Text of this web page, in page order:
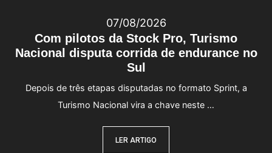
Com pilotos da Stock Pro, Turismo
Nacional disputa corrida de endurance no
Sul
07/08/2026
Depois de três etapas disputadas no formato Sprint, a
Turismo Nacional vira a chave neste …
LER ARTIGO